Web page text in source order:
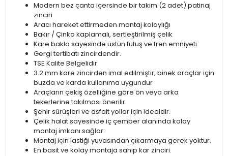
Modern bez çanta içersinde bir takım (2 adet) patinaj
zinciri
Aracı hareket ettirmeden montaj kolaylığı
Bakır / Çinko kaplamalı, sertleştirilmiş çelik
Kare bakla sayesinde üstün tutuş ve fren emniyeti
Gergi tertibatı zincirdendir.
TSE Kalite Belgelidir
3.2 mm kare zincirden imal edilmiştir, binek araçlar için
buzda ve karda kullanıma uygundur
Araçların çekiş özelliğine göre ön veya arka
tekerlerine takılması önerilir
Şehir sürüşleri ve asfalt yollar için idealdir.
Çelik halat sayesinde iç çember alanında kolay
montaj imkanı sağlar.
Montaj için lastiği yuvasından çıkarmaya gerek yoktur.
En basit ve kolay montaja sahip kar zinciri.